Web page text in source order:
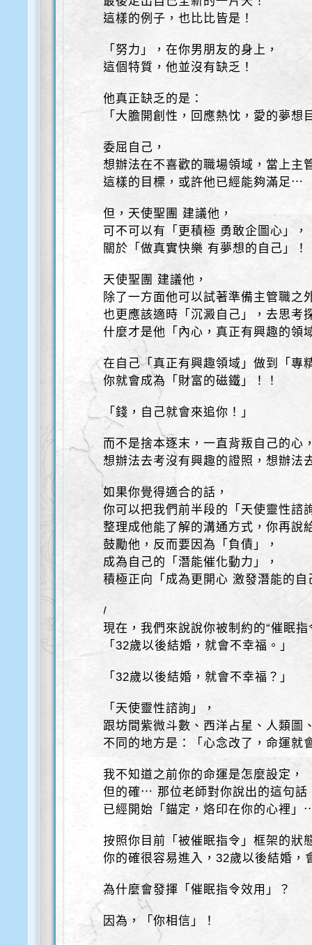
這樣的例子，也比比皆是！
「努力」，在你男朋友的身上，
這個特質，他並沒有缺乏！
他真正缺乏的是：
「大膽開創性，回應熱忱，愛的夢想
委屈自己，
想辦法在不喜歡的職場領域，當上主
這樣的目標，或許他已經能夠滿足⋯
但，天使聖團 建議他，
可不可以有「更積極 勇敢企圖心」，
關於「做真實快樂 有夢想的自己」！
天使聖團 建議他，
除了一方面他可以試著準備主管職之
也更應該適時「沉澱自己」，去思考
什麼才是他「內心，真正有興趣的領
在自己「真正有興趣領域」做到「專
你就會成為「財富的磁鐵」！！
「錢，自己就會來追你！」
而不是捨本逐末，一直背叛自己的心
想辦法去考沒有興趣的證照，想辦法
如果你覺得適合的話，
你可以把我們前半段的「天使靈性諮
整理成他能了解的溝通方式，你再說
鼓勵他，反而要因為「負債」，
成為自己的「潛能催化動力」，
積極正向「成為更開心 激發潛能的自
/
現在，我們來說說你被制約的“催眠指
「32歲以後結婚，就會不幸福。」
「32歲以後結婚，就會不幸福？」
「天使靈性諮詢」，
跟坊間紫微斗數、西洋占星、人類圖
不同的地方是：「心念改了，命運就
我不知道之前你的命運是怎麼設定，
但的確⋯ 那位老師對你說出的這句話
已經開始「錨定，烙印在你的心裡」
按照你目前「被催眠指令」框架的狀
你的確很容易進入，32歲以後結婚
為什麼會發揮「催眠指令效用」？
因為，「你相信」！